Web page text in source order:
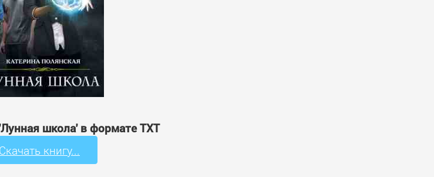
школа' в формате TXT
Скачать книгу...